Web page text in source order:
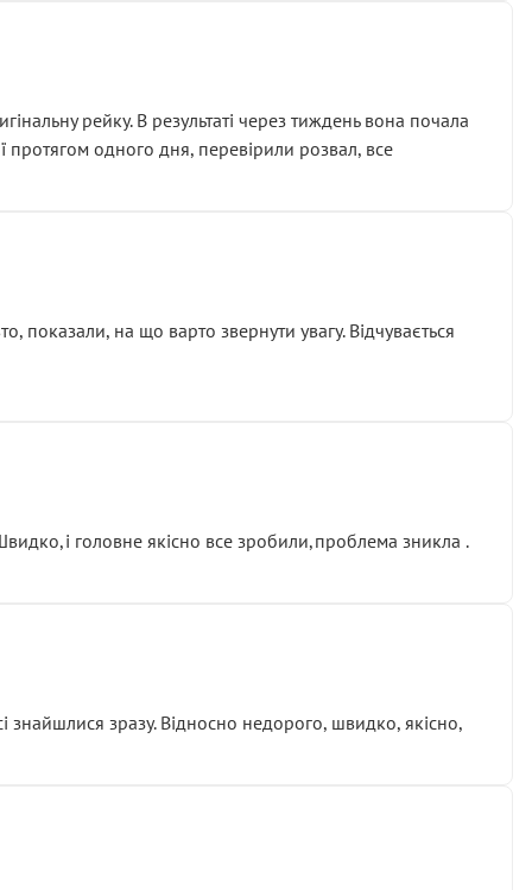
рейку. В результаті через тиждень вона почала
протягом одного дня, перевірили розвал, все
на що варто звернути увагу. Відчувається
головне якісно все зробили,проблема зникла .
знайшлися зразу. Відносно недорого, швидко, якісно,